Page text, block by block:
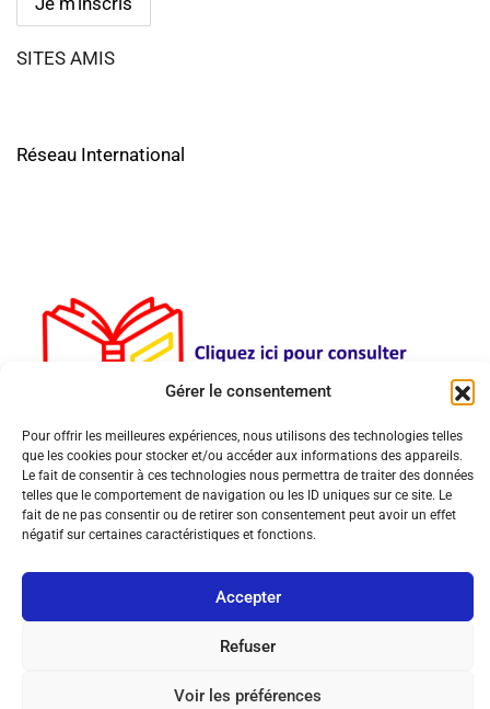
Gérer le consentement
Pour offrir les meilleures expériences, nous utilisons des technologies telles
que les cookies pour stocker et/ou accéder aux informations des appareils.
Le fait de consentir à ces technologies nous permettra de traiter des données
telles que le comportement de navigation ou les ID uniques sur ce site. Le
fait de ne pas consentir ou de retirer son consentement peut avoir un effet
négatif sur certaines caractéristiques et fonctions.
Accepter
Refuser
Voir les préférences
SITES AMIS
Réseau International
© Copyright 2026 MultiPol 360 | All Rights Reserved.
Mentions légales